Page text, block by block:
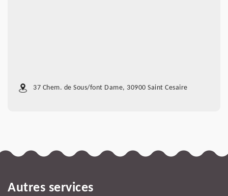
37 Chem. de Sous/font Dame, 30900 Saint Cesaire
Autres services